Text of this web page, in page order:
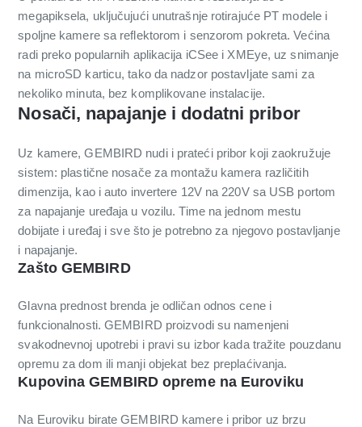
megapiksela, uključujući unutrašnje rotirajuće PT modele i
spoljne kamere sa reflektorom i senzorom pokreta. Većina
radi preko popularnih aplikacija iCSee i XMEye, uz snimanje
na microSD karticu, tako da nadzor postavljate sami za
nekoliko minuta, bez komplikovane instalacije.
Nosači, napajanje i dodatni pribor
Uz kamere, GEMBIRD nudi i prateći pribor koji zaokružuje
sistem: plastične nosače za montažu kamera različitih
dimenzija, kao i auto invertere 12V na 220V sa USB portom
za napajanje uređaja u vozilu. Time na jednom mestu
dobijate i uređaj i sve što je potrebno za njegovo postavljanje
i napajanje.
Zašto GEMBIRD
Glavna prednost brenda je odličan odnos cene i
funkcionalnosti. GEMBIRD proizvodi su namenjeni
svakodnevnoj upotrebi i pravi su izbor kada tražite pouzdanu
opremu za dom ili manji objekat bez preplaćivanja.
Kupovina GEMBIRD opreme na Euroviku
Na Euroviku birate GEMBIRD kamere i pribor uz brzu